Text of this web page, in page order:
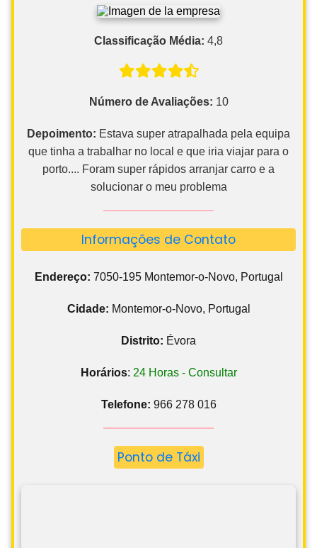
Classificação Média: 4,8
Número de Avaliações: 10
Depoimento: Estava super atrapalhada pela equipa
que tinha a trabalhar no local e que iria viajar para o
porto.... Foram super rápidos arranjar carro e a
solucionar o meu problema
Informações de Contato
Endereço: 7050-195 Montemor-o-Novo, Portugal
Cidade: Montemor-o-Novo, Portugal
Distrito: Évora
Horários: 24 Horas - Consultar
Telefone: 966 278 016
Ponto de Táxi